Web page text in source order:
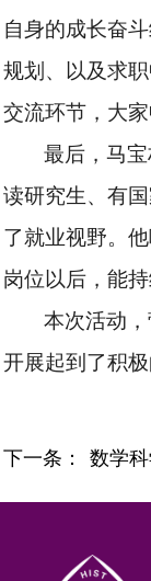
自身的成长奋
规划、以及求
交流环节，大
最后，马
读研究生、有
了就业视野。
岗位以后，能
本次活动
开展起到了积
下一条： 数学